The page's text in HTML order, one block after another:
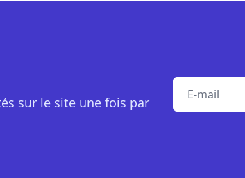
sur le site une fois par
E-mail